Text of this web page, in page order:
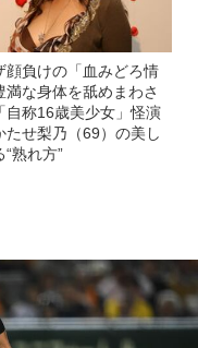
顔負けの「血みどろ情
満な身体を舐めまわさ
称16歳美少女」怪演
たせ梨乃（69）の美し
“熟れ方”